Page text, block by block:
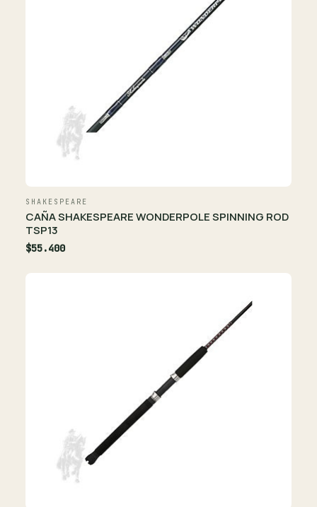
SHAKESPEARE
CAÑA SHAKESPEARE WONDERPOLE SPINNING ROD
TSP13
$55.400